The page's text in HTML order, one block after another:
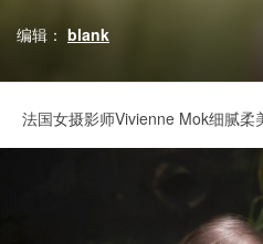
编辑： blank
法国女摄影师Vivienne Mok细腻柔